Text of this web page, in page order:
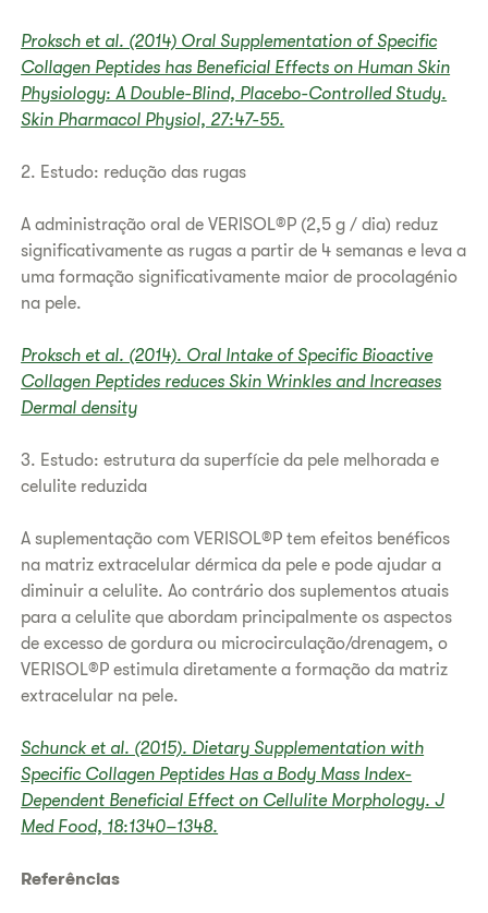
Proksch et al. (2014) Oral Supplementation of Specific
Collagen Peptides has Beneficial Effects on Human Skin
Physiology: A Double-Blind, Placebo-Controlled Study.
Skin Pharmacol Physiol, 27:47-55.
2. Estudo: redução das rugas
A administração oral de VERISOL®P (2,5 g / dia) reduz
significativamente as rugas a partir de 4 semanas e leva a
uma formação significativamente maior de procolagénio
na pele.
Proksch et al. (2014). Oral Intake of Specific Bioactive
Collagen Peptides reduces Skin Wrinkles and Increases
Dermal density
3. Estudo: estrutura da superfície da pele melhorada e
celulite reduzida
A suplementação com VERISOL®P tem efeitos benéficos
na matriz extracelular dérmica da pele e pode ajudar a
diminuir a celulite. Ao contrário dos suplementos atuais
para a celulite que abordam principalmente os aspectos
de excesso de gordura ou microcirculação/drenagem, o
VERISOL®P estimula diretamente a formação da matriz
extracelular na pele.
Schunck et al. (2015). Dietary Supplementation with
Specific Collagen Peptides Has a Body Mass Index-
Dependent Beneficial Effect on Cellulite Morphology. J
Med Food, 18:1340–1348.
Referências